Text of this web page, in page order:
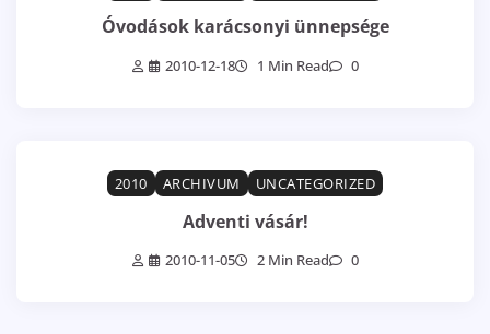
Óvodások karácsonyi ünnepsége
2010-12-18 1 Min Read 0
2010 ARCHIVUM UNCATEGORIZED
Adventi vásár!
2010-11-05 2 Min Read 0